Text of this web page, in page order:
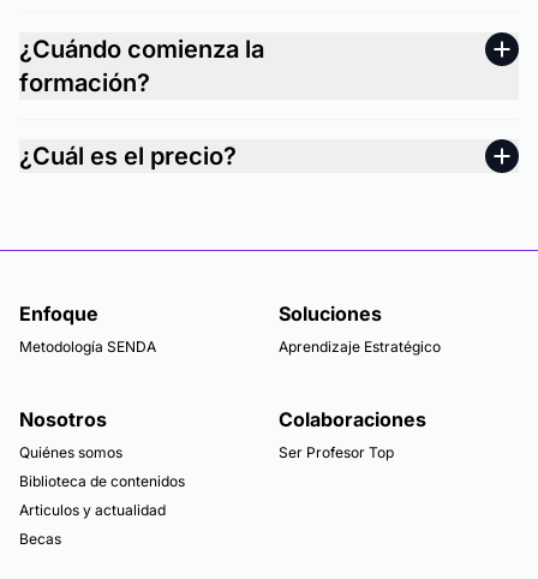
¿Cuándo comienza la
formación?
¿Cuál es el precio?
Enfoque
Metodología SENDA
Soluciones
Aprendizaje Estratégico
Nosotros
Quiénes somos
Biblioteca de contenidos
Articulos y actualidad
Becas
Colaboraciones
Ser Profesor Top